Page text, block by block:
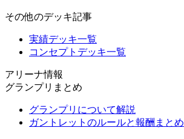
その他のデッキ記事
実績デッキ一覧
コンセプトデッキ一覧
アリーナ情報
グランプリまとめ
グランプリについて解説
ガントレットのルールと報酬まとめ